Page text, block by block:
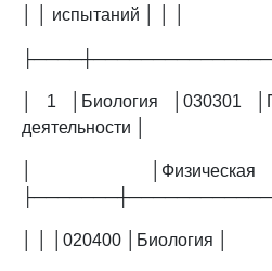
│ │ испытаний │ │ │
│ 1 │Биология │030301
деятельности │
│
│ │ │020400 │Биология │